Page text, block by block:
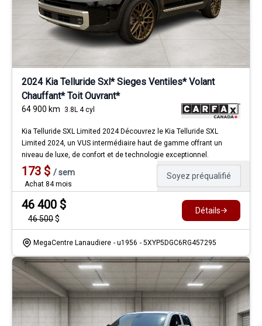
2024 Kia Telluride Sxl* Sieges Ventiles* Volant
Chauffant* Toit Ouvrant*
64 900 km 3.8L 4 cyl
Kia Telluride SXL Limited 2024 Découvrez le Kia Telluride SXL
Limited 2024, un VUS intermédiaire haut de gamme offrant un
niveau de luxe, de confort et de technologie exceptionnel.
173 $ /sem
Achat 84 mois
Soyez préqualifié
46 400 $
46 500$
Détails
MegaCentre Lanaudiere - u1956 - 5XYP5DGC6RG457295